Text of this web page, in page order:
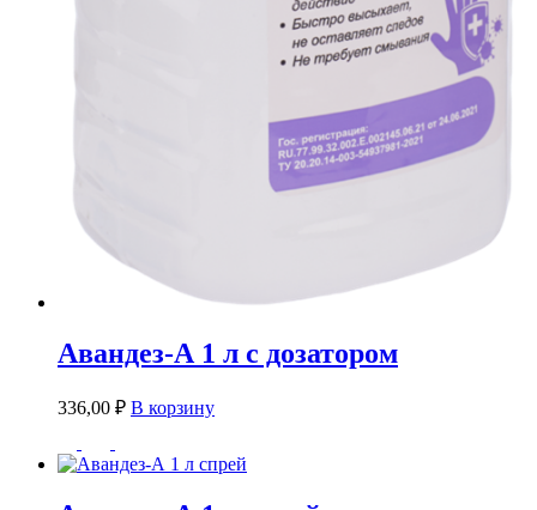
Авандез-А 1 л с дозатором
336,00 ₽ В корзину